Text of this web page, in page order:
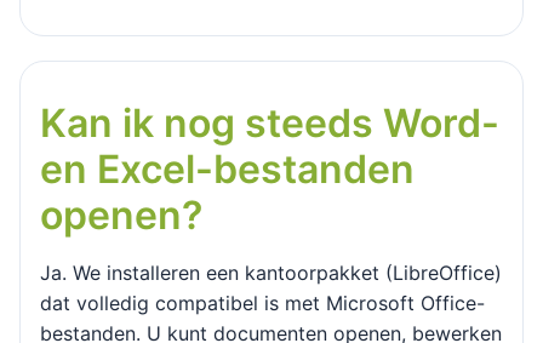
Kan ik nog steeds Word-
en Excel-bestanden
openen?
Ja. We installeren een kantoorpakket (LibreOffice)
dat volledig compatibel is met Microsoft Office-
bestanden. U kunt documenten openen, bewerken